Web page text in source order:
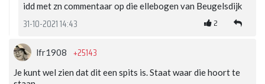
idd met zn commentaar op die ellebogen van Beugelsdijk
31-10-2021 14:43 2
lfr1908 +25143
Je kunt wel zien dat dit een spits is. Staat waar die hoort te